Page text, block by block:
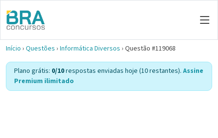
Início › Questões › Informática Diversos › Questão #119068
Plano grátis: 0/10respostas enviadas hoje (10 restantes). Assine
Premium ilimitado